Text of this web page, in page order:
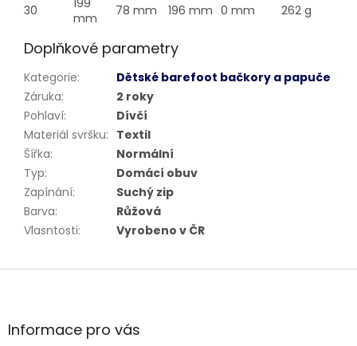
30
mm
78 mm 196 mm 0 mm 262 g
Doplňkové parametry
Kategorie:
Dětské barefoot bačkory a papuče
Záruka:
2 roky
Pohlaví:
Dívčí
Materiál svršku: Textil
Šířka:
Normální
Typ:
Domácí obuv
Zapínání:
Suchý zip
Barva:
Růžová
Vlasntosti: Vyrobeno v ČR
Z
aInformace pro vás